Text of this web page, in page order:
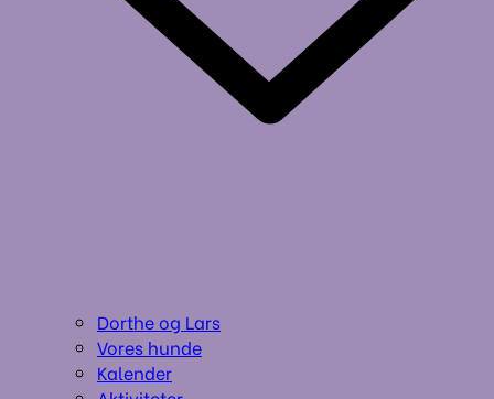
Dorthe og Lars
Vores hunde
Kalender